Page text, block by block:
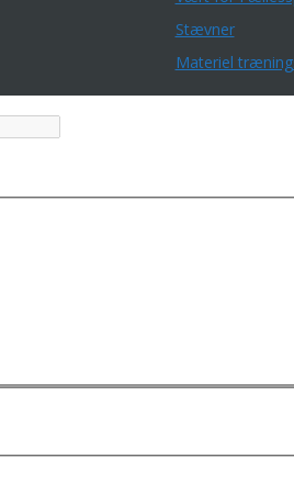
Stævner
Materiel